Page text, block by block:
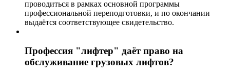
проводиться в рамках основной программы
профессиональной переподготовки, и по окончании
выдаётся соответствующее свидетельство.
Профессия "лифтер" даёт право на
обслуживание грузовых лифтов?